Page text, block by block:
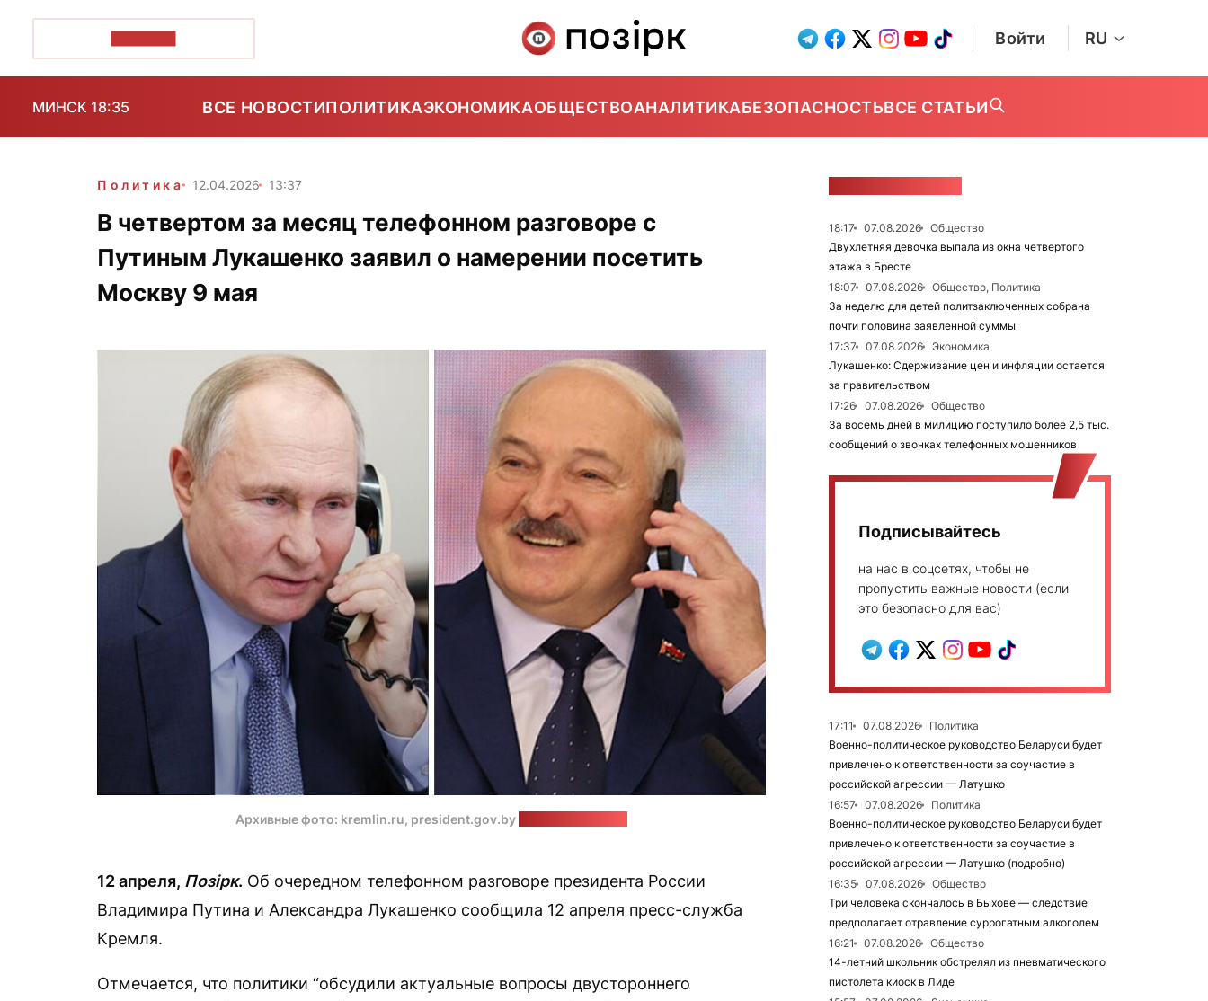
Войти RU
МИНСК 18:35 ВСЕ НОВОСТИПОЛИТИКАЭКОНОМИКАОБЩЕСТВОАНАЛИТИКАБЕЗОПАСНОСТЬВСЕ СТАТЬИ
Политика 12.04.2026 13:37
В четвертом за месяц телефонном разговоре с
Путиным Лукашенко заявил о намерении посетить
Москву 9 мая
Архивные фото: kremlin.ru, president.gov.by
12 апреля, Позірк. Об очередном телефонном разговоре президента России
Владимира Путина и Александра Лукашенко сообщила 12 апреля пресс-служба
Кремля.
Отмечается, что политики “обсудили актуальные вопросы двустороннего
18:17 07.08.2026
Общество
Двухлетняя девочка выпала из окна четвертого
этажа в Бресте
18:07
07.08.2026
Общество, Политика
За неделю для детей политзаключенных собрана
почти половина заявленной суммы
17:37
07.08.2026
Экономика
Лукашенко: Сдерживание цен и инфляции остается
за правительством
17:26
07.08.2026
Общество
За восемь дней в милицию поступило более 2,5 тыс.
сообщений о звонках телефонных мошенников
Подписывайтесь
на нас в соцсетях, чтобы не
пропустить важные новости (если
это безопасно для вас)
17:11 07.08.2026
Политика
Военно-политическое руководство Беларуси будет
привлечено к ответственности за соучастие в
российской агрессии — Латушко
16:57
07.08.2026
Политика
Военно-политическое руководство Беларуси будет
привлечено к ответственности за соучастие в
российской агрессии — Латушко (подробно)
16:35
07.08.2026
Общество
Три человека скончалось в Быхове — следствие
предполагает отравление суррогатным алкоголем
16:21
07.08.2026
Общество
14-летний школьник обстрелял из пневматического
пистолета киоск в Лиде